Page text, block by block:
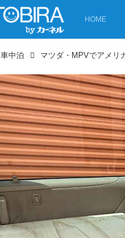
HOME
車中泊